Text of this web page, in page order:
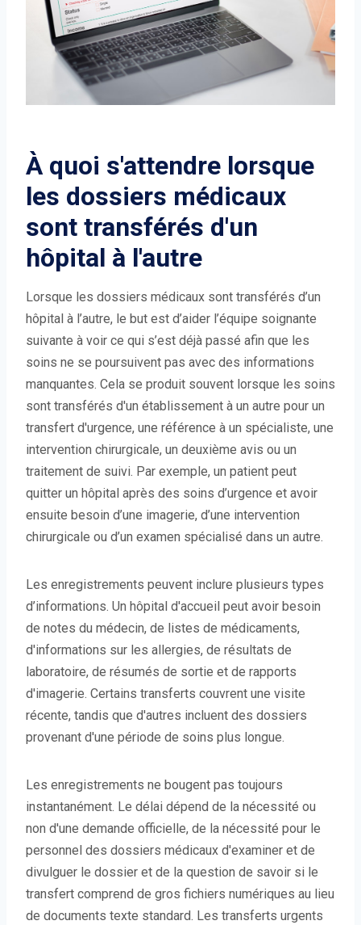
À quoi s'attendre lorsque
les dossiers médicaux
sont transférés d'un
hôpital à l'autre
Lorsque les dossiers médicaux sont transférés d’un
hôpital à l’autre, le but est d’aider l’équipe soignante
suivante à voir ce qui s’est déjà passé afin que les
soins ne se poursuivent pas avec des informations
manquantes. Cela se produit souvent lorsque les soins
sont transférés d'un établissement à un autre pour un
transfert d'urgence, une référence à un spécialiste, une
intervention chirurgicale, un deuxième avis ou un
traitement de suivi. Par exemple, un patient peut
quitter un hôpital après des soins d’urgence et avoir
ensuite besoin d’une imagerie, d’une intervention
chirurgicale ou d’un examen spécialisé dans un autre.
Les enregistrements peuvent inclure plusieurs types
d’informations. Un hôpital d'accueil peut avoir besoin
de notes du médecin, de listes de médicaments,
d'informations sur les allergies, de résultats de
laboratoire, de résumés de sortie et de rapports
d'imagerie. Certains transferts couvrent une visite
récente, tandis que d'autres incluent des dossiers
provenant d'une période de soins plus longue.
Les enregistrements ne bougent pas toujours
instantanément. Le délai dépend de la nécessité ou
non d'une demande officielle, de la nécessité pour le
personnel des dossiers médicaux d'examiner et de
divulguer le dossier et de la question de savoir si le
transfert comprend de gros fichiers numériques au lieu
de documents texte standard. Les transferts urgents